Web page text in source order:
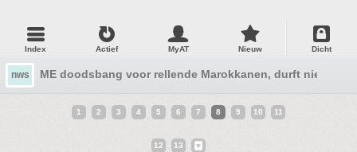
Index Actief MyAT Nieuw Dicht
nws ME doodsbang voor rellende Marokkanen, durft niet in te
1 2 3 4 5 6 7 8 9 10 11
12 13